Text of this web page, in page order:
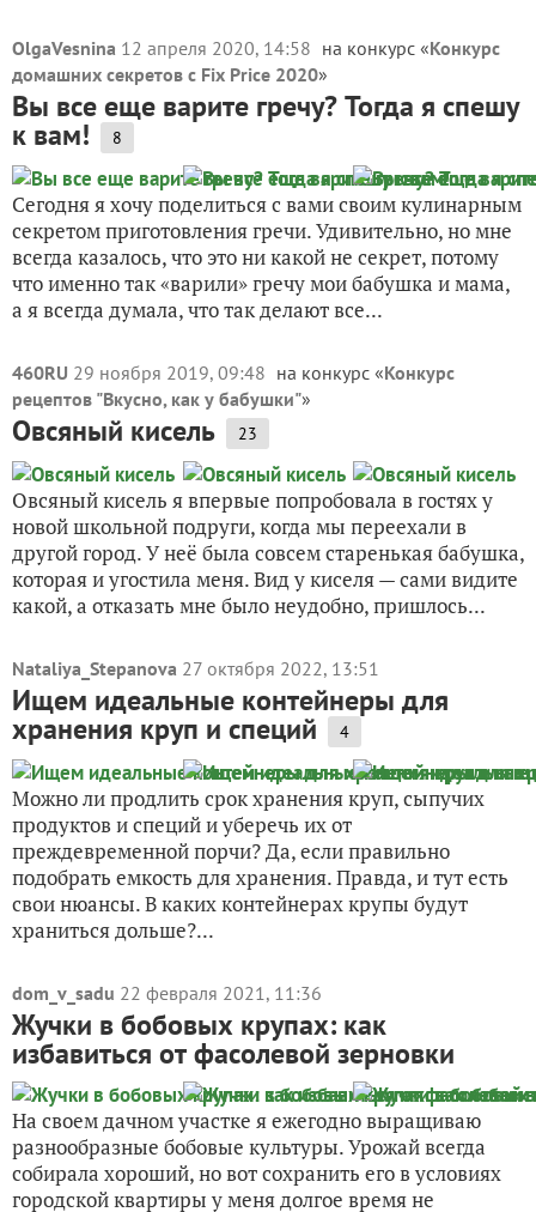
OlgaVesnina 12 апреля 2020, 14:58 на конкурс «Конкурс
домашних секретов с Fix Price 2020»
Вы все еще варите гречу? Тогда я спешу
к вам! 8
Сегодня я хочу поделиться с вами своим кулинарным
секретом приготовления гречи. Удивительно, но мне
всегда казалось, что это ни какой не секрет, потому
что именно так «варили» гречу мои бабушка и мама,
а я всегда думала, что так делают все...
460RU 29 ноября 2019, 09:48 на конкурс «Конкурс
рецептов "Вкусно, как у бабушки"»
Овсяный кисель 23
Овсяный кисель я впервые попробовала в гостях у
новой школьной подруги, когда мы переехали в
другой город. У неё была совсем старенькая бабушка,
которая и угостила меня. Вид у киселя — сами видите
какой, а отказать мне было неудобно, пришлось...
Nataliya_Stepanova 27 октября 2022, 13:51
Ищем идеальные контейнеры для
хранения круп и специй 4
Можно ли продлить срок хранения круп, сыпучих
продуктов и специй и уберечь их от
преждевременной порчи? Да, если правильно
подобрать емкость для хранения. Правда, и тут есть
свои нюансы. В каких контейнерах крупы будут
храниться дольше?...
dom_v_sadu 22 февраля 2021, 11:36
Жучки в бобовых крупах: как
избавиться от фасолевой зерновки
На своем дачном участке я ежегодно выращиваю
разнообразные бобовые культуры. Урожай всегда
собирала хороший, но вот сохранить его в условиях
городской квартиры у меня долгое время не